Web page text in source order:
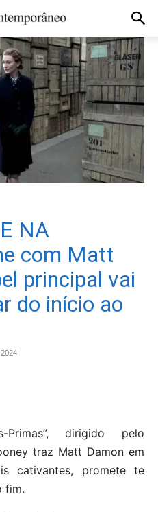
NA
com Matt
principal vai
do início ao
Primas”, dirigido pelo
traz Matt Damon em
cativantes, promete te
fim.